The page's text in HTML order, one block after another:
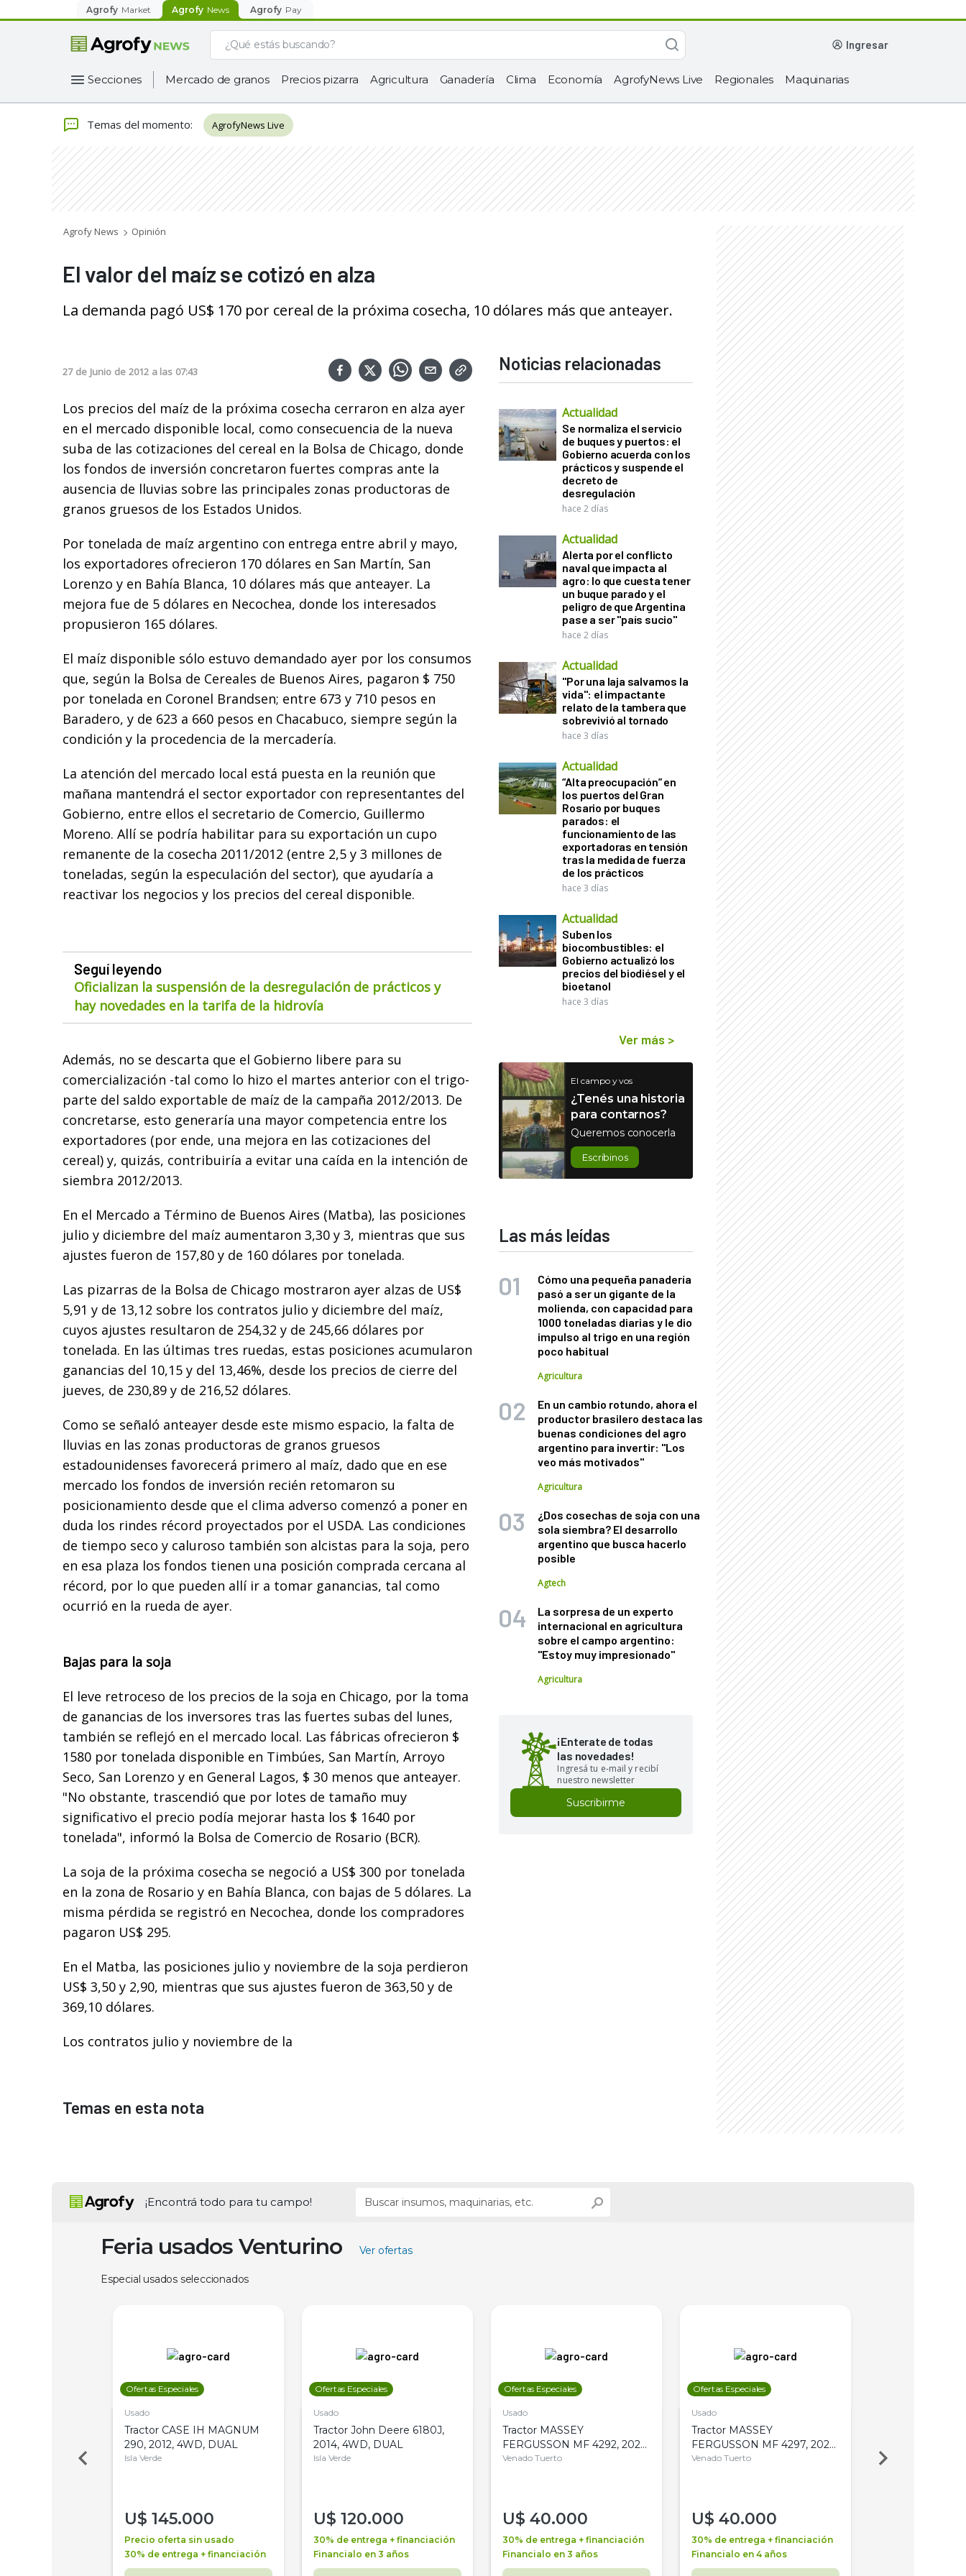
Agrofy Market Agrofy News Agrofy Pay
ingresar
Secciones Mercado de granos Precios pizarra Agricultura Ganadería Clima Economía AgrofyNews Live Regionales Maquinarias
Temas del momento: AgrofyNews Live
Agrofy News Opinión
El valor del maíz se cotizó en alza
La demanda pagó US$ 170 por cereal de la próxima cosecha, 10 dólares más que anteayer.
27 de Junio de 2012 a las 07:43
Los precios del maíz de la próxima cosecha cerraron en alza ayer
en el mercado disponible local, como consecuencia de la nueva
suba de las cotizaciones del cereal en la Bolsa de Chicago, donde
los fondos de inversión concretaron fuertes compras ante la
ausencia de lluvias sobre las principales zonas productoras de
granos gruesos de los Estados Unidos.
Por tonelada de maíz argentino con entrega entre abril y mayo,
los exportadores ofrecieron 170 dólares en San Martín, San
Lorenzo y en Bahía Blanca, 10 dólares más que anteayer. La
mejora fue de 5 dólares en Necochea, donde los interesados
propusieron 165 dólares.
El maíz disponible sólo estuvo demandado ayer por los consumos
que, según la Bolsa de Cereales de Buenos Aires, pagaron $ 750
por tonelada en Coronel Brandsen; entre 673 y 710 pesos en
Baradero, y de 623 a 660 pesos en Chacabuco, siempre según la
condición y la procedencia de la mercadería.
La atención del mercado local está puesta en la reunión que
mañana mantendrá el sector exportador con representantes del
Gobierno, entre ellos el secretario de Comercio, Guillermo
Moreno. Allí se podría habilitar para su exportación un cupo
remanente de la cosecha 2011/2012 (entre 2,5 y 3 millones de
toneladas, según la especulación del sector), que ayudaría a
reactivar los negocios y los precios del cereal disponible.
Seguí leyendo
Oficializan la suspensión de la desregulación de prácticos y
hay novedades en la tarifa de la hidrovía
Además, no se descarta que el Gobierno libere para su
comercialización -tal como lo hizo el martes anterior con el trigo-
parte del saldo exportable de maíz de la campaña 2012/2013. De
concretarse, esto generaría una mayor competencia entre los
exportadores (por ende, una mejora en las cotizaciones del
cereal) y, quizás, contribuiría a evitar una caída en la intención de
siembra 2012/2013.
En el Mercado a Término de Buenos Aires (Matba), las posiciones
julio y diciembre del maíz aumentaron 3,30 y 3, mientras que sus
ajustes fueron de 157,80 y de 160 dólares por tonelada.
Las pizarras de la Bolsa de Chicago mostraron ayer alzas de US$
5,91 y de 13,12 sobre los contratos julio y diciembre del maíz,
cuyos ajustes resultaron de 254,32 y de 245,66 dólares por
tonelada. En las últimas tres ruedas, estas posiciones acumularon
ganancias del 10,15 y del 13,46%, desde los precios de cierre del
jueves, de 230,89 y de 216,52 dólares.
Como se señaló anteayer desde este mismo espacio, la falta de
lluvias en las zonas productoras de granos gruesos
estadounidenses favorecerá primero al maíz, dado que en ese
mercado los fondos de inversión recién retomaron su
posicionamiento desde que el clima adverso comenzó a poner en
duda los rindes récord proyectados por el USDA. Las condiciones
de tiempo seco y caluroso también son alcistas para la soja, pero
en esa plaza los fondos tienen una posición comprada cercana al
récord, por lo que pueden allí ir a tomar ganancias, tal como
ocurrió en la rueda de ayer.
Bajas para la soja
El leve retroceso de los precios de la soja en Chicago, por la toma
de ganancias de los inversores tras las fuertes subas del lunes,
también se reflejó en el mercado local. Las fábricas ofrecieron $
1580 por tonelada disponible en Timbúes, San Martín, Arroyo
Seco, San Lorenzo y en General Lagos, $ 30 menos que anteayer.
"No obstante, trascendió que por lotes de tamaño muy
significativo el precio podía mejorar hasta los $ 1640 por
tonelada", informó la Bolsa de Comercio de Rosario (BCR).
La soja de la próxima cosecha se negoció a US$ 300 por tonelada
en la zona de Rosario y en Bahía Blanca, con bajas de 5 dólares. La
misma pérdida se registró en Necochea, donde los compradores
pagaron US$ 295.
En el Matba, las posiciones julio y noviembre de la soja perdieron
US$ 3,50 y 2,90, mientras que sus ajustes fueron de 363,50 y de
369,10 dólares.
Los contratos julio y noviembre de la
Noticias relacionadas
Actualidad
Se normaliza el servicio
de buques y puertos: el
Gobierno acuerda con los
prácticos y suspende el
decreto de
desregulación
hace 2 días
Actualidad
Alerta por el conflicto
naval que impacta al
agro: lo que cuesta tener
un buque parado y el
peligro de que Argentina
pase a ser "país sucio"
hace 2 días
Actualidad
"Por una laja salvamos la
vida": el impactante
relato de la tambera que
sobrevivió al tornado
hace 3 días
Actualidad
“Alta preocupación” en
los puertos del Gran
Rosario por buques
parados: el
funcionamiento de las
exportadoras en tensión
tras la medida de fuerza
de los prácticos
hace 3 días
Actualidad
Suben los
biocombustibles: el
Gobierno actualizó los
precios del biodiésel y el
bioetanol
hace 3 días
Ver más >
El campo y vos
¿Tenés una historia
para contarnos?
Queremos conocerla
Escribinos
Las más leídas
Cómo una pequeña panadería
pasó a ser un gigante de la
molienda, con capacidad para
1000 toneladas diarias y le dio
impulso al trigo en una región
poco habitual
Agricultura
En un cambio rotundo, ahora el
productor brasilero destaca las
buenas condiciones del agro
argentino para invertir: "Los
veo más motivados"
Agricultura
¿Dos cosechas de soja con una
sola siembra? El desarrollo
argentino que busca hacerlo
posible
Agtech
La sorpresa de un experto
internacional en agricultura
sobre el campo argentino:
"Estoy muy impresionado"
Agricultura
¡Enterate de todas
las novedades!
Ingresá tu e-mail y recibí
nuestro newsletter
Suscribirme
Temas en esta nota
¡Encontrá todo para tu campo!
Feria usados Venturino Ver ofertas
Especial usados seleccionados
Ofertas Especiales
Usado
Tractor CASE IH MAGNUM
290, 2012, 4WD, DUAL
Isla Verde
U$ 145.000
Precio oferta sin usado
30% de entrega + financiación
Ofertas Especiales
Usado
Tractor John Deere 6180J,
2014, 4WD, DUAL
Isla Verde
U$ 120.000
30% de entrega + financiación
Financialo en 3 años
Ofertas Especiales
Usado
Tractor MASSEY
FERGUSSON MF 4292, 2020,
4WD, PATON
Venado Tuerto
U$ 40.000
30% de entrega + financiación
Financialo en 3 años
Ofertas Especiales
Usado
Tractor MASSEY
FERGUSSON MF 4297, 2020,
4WD, PATON
Venado Tuerto
U$ 40.000
30% de entrega + financiación
Financialo en 4 años
Venado Tuerto